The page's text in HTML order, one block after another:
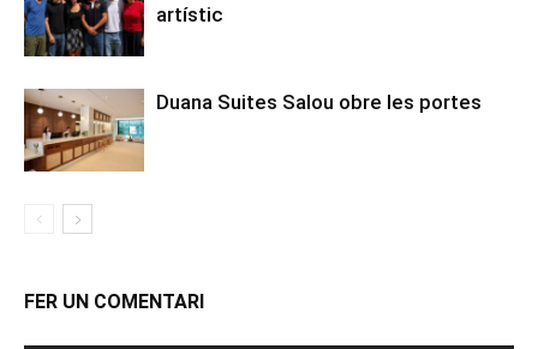
artístic
Duana Suites Salou obre les portes
FER UN COMENTARI